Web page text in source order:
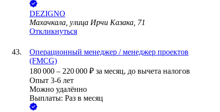
DEZIGNO
Махачкала, улица Ирчи Казака, 71
Откликнуться
Операционный менеджер / менеджер проектов
(FMCG)
180 000 – 220 000 ₽ за месяц, до вычета налогов
Опыт 3-6 лет
Можно удалённо
Выплаты: Раз в месяц